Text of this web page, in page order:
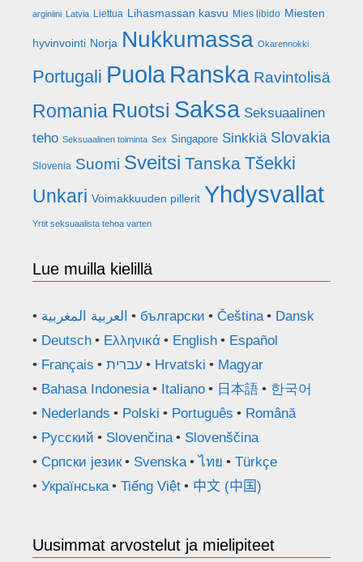
arginiini Latvia Liettua Lihasmassan kasvu Mies libido Miesten
hyvinvointi Norja Nukkumassa Okarennokki
Portugali Puola Ranska Ravintolisä
Romania Ruotsi Saksa Seksuaalinen
teho Seksuaalinen toiminta Sex Singapore Sinkkiä Slovakia
Slovenia Suomi Sveitsi Tanska Tšekki
Unkari Voimakkuuden pillerit Yhdysvallat
Yrtit seksuaalista tehoa varten
Lue muilla kielillä
العربية المغربية български Čeština
Dansk
Deutsch
Ελληνικά English
Español
Français
עברית Hrvatski
Magyar
Bahasa Indonesia
Italiano 日本語
한국어
Nederlands
Polski Português
Română
Русский
Slovenčina
Slovenščina
Српски језик
Svenska ไทย
Türkçe
Українська
Tiếng Việt 中文 (中国)
Uusimmat arvostelut ja mielipiteet